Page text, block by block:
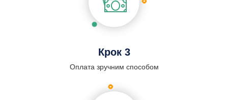
Крок 3
Оплата зручним способом